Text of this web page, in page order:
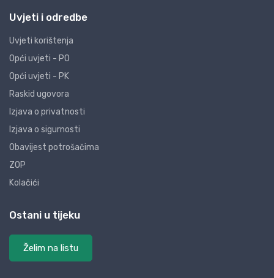
Uvjeti i odredbe
Uvjeti korištenja
Opći uvjeti - PO
Opći uvjeti - PK
Raskid ugovora
Izjava o privatnosti
Izjava o sigurnosti
Obavijest potrošačima
ZOP
Kolačići
Ostani u tijeku
Želim na listu